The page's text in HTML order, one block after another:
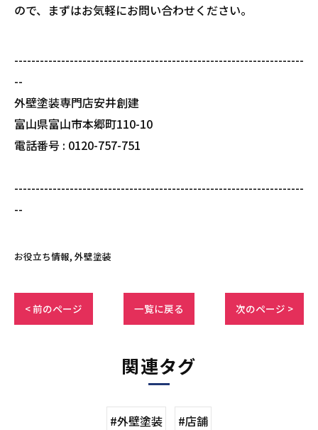
ので、まずはお気軽にお問い合わせください。
--------------------------------------------------------------------
--
外壁塗装専門店安井創建
富山県富山市本郷町110-10
電話番号 : 0120-757-751
--------------------------------------------------------------------
--
お役立ち情報 外壁塗装
< 前のページ 一覧に戻る 次のページ >
関連タグ
#外壁塗装 #店舗